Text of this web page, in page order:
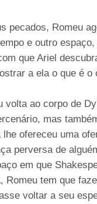
pecados, Romeu
e outro
que Ariel
a ela o que é o
volta ao corpo de
mas
lhe ofereceu uma
perversa de
em que
Romeu tem que
voltar a seu